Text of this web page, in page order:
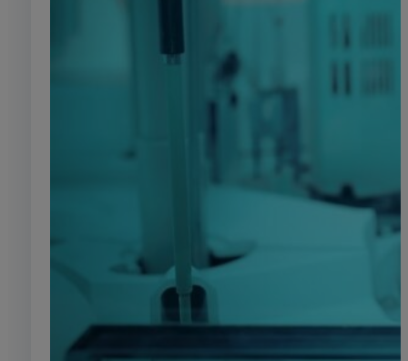
Des solutions
Chaque environnement impose
contextes variés.